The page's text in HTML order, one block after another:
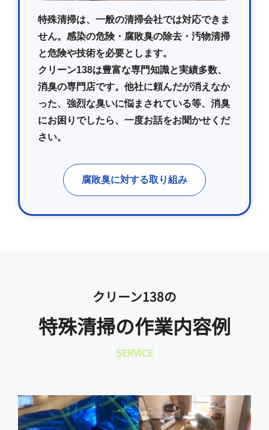
特殊清掃は、一般の清掃会社では対応できま
せん。感染の危険・腐敗臭の除去・汚物清掃
と危険や技術を必要とします。
クリーン138は豊富な専門知識と実績多数、
消臭の専門店です。他社に頼んだが消えなか
った、強烈な臭いに悩まされている等、消臭
にお困りでしたら、一度お話をお聞かせくだ
さい。
腐敗臭に対する取り組み
クリーン138の
特殊清掃の作業内容例
SERVICE